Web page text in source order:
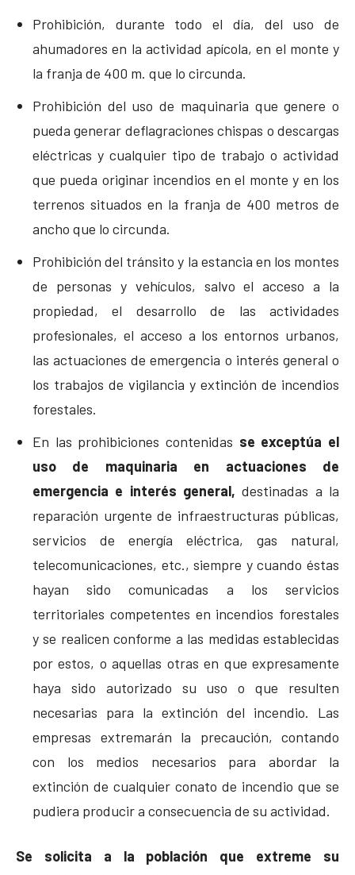
Prohibición, durante todo el día, del uso de
ahumadores en la actividad apícola, en el monte y
la franja de 400 m. que lo circunda.
Prohibición del uso de maquinaria que genere o
pueda generar deflagraciones chispas o descargas
eléctricas y cualquier tipo de trabajo o actividad
que pueda originar incendios en el monte y en los
terrenos situados en la franja de 400 metros de
ancho que lo circunda.
Prohibición del tránsito y la estancia en los montes
de personas y vehículos, salvo el acceso a la
propiedad, el desarrollo de las actividades
profesionales, el acceso a los entornos urbanos,
las actuaciones de emergencia o interés general o
los trabajos de vigilancia y extinción de incendios
forestales.
En las prohibiciones contenidas se exceptúa el
uso de maquinaria en actuaciones de
emergencia e interés general, destinadas a la
reparación urgente de infraestructuras públicas,
servicios de energía eléctrica, gas natural,
telecomunicaciones, etc., siempre y cuando éstas
hayan sido comunicadas a los servicios
territoriales competentes en incendios forestales
y se realicen conforme a las medidas establecidas
por estos, o aquellas otras en que expresamente
haya sido autorizado su uso o que resulten
necesarias para la extinción del incendio. Las
empresas extremarán la precaución, contando
con los medios necesarios para abordar la
extinción de cualquier conato de incendio que se
pudiera producir a consecuencia de su actividad.
Se solicita a la población que extreme su